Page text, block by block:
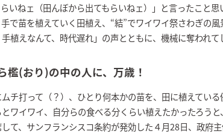
いねェ（田んぼから出てもらいねェ）」と言ったこと思
で苗を植えていく田植え、“結”でワイワイ祭さわぎの
植えなんて、時代遅れ」の声とともに、機械に奪われて
檻(おり)の中の人に、万歳！
チ打って（？）、ひとり何本かの苗を、田に植えている
ワイワイ、自分らの食べる分くらい植えたかったろうと
て、サンフランシスコ条約が発効した４月28日、政府